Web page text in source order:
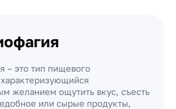
– это тип пищевого
характеризующийся
желанием ощутить вкус, съесть
или сырые продукты,